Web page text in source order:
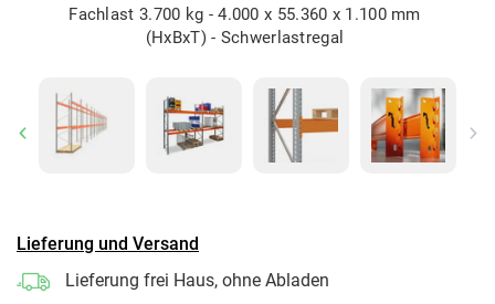
Fachlast 3.700 kg - 4.000 x 55.360 x 1.100 mm
(HxBxT) - Schwerlastregal
Previous
Lieferung und Versand
Lieferung frei Haus, ohne Abladen